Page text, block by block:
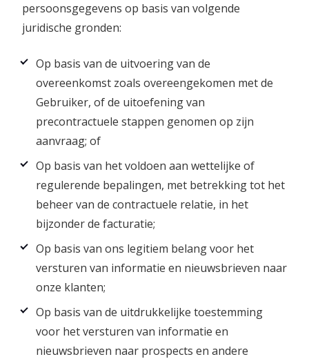
persoonsgegevens op basis van volgende
juridische gronden:
Op basis van de uitvoering van de
overeenkomst zoals overeengekomen met de
Gebruiker, of de uitoefening van
precontractuele stappen genomen op zijn
aanvraag; of
Op basis van het voldoen aan wettelijke of
regulerende bepalingen, met betrekking tot het
beheer van de contractuele relatie, in het
bijzonder de facturatie;
Op basis van ons legitiem belang voor het
versturen van informatie en nieuwsbrieven naar
onze klanten;
Op basis van de uitdrukkelijke toestemming
voor het versturen van informatie en
nieuwsbrieven naar prospects en andere